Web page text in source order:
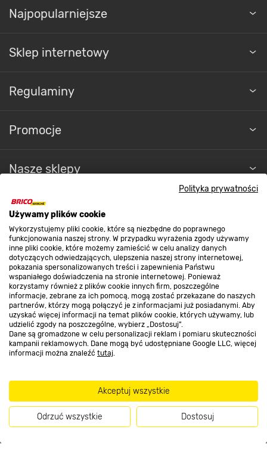
Polityka prywatności
Używamy plików cookie
Wykorzystujemy pliki cookie, które są niezbędne do poprawnego
funkcjonowania naszej strony. W przypadku wyrażenia zgody używamy
inne pliki cookie, które możemy zamieścić w celu analizy danych
dotyczących odwiedzających, ulepszenia naszej strony internetowej,
pokazania spersonalizowanych treści i zapewnienia Państwu
wspaniałego doświadczenia na stronie internetowej. Ponieważ
korzystamy również z plików cookie innych firm, poszczególne
informacje, zebrane za ich pomocą, mogą zostać przekazane do naszych
partnerów, którzy mogą połączyć je z informacjami już posiadanymi. Aby
uzyskać więcej informacji na temat plików cookie, których używamy, lub
udzielić zgody na poszczególne, wybierz „Dostosuj”.
Dane są gromadzone w celu personalizacji reklam i pomiaru skuteczności
kampanii reklamowych. Dane mogą być udostępniane Google LLC, więcej
informacji można znaleźć tutaj.
Akceptuj wszystkie
Odrzuć wszystkie Dostosuj
Najpopularniejsze
Sklep internetowy
Regulaminy
Promocje
Nasze sklepy
O nas
Kontakt do sklepu
Strefa biznesu
Dołącz do nas